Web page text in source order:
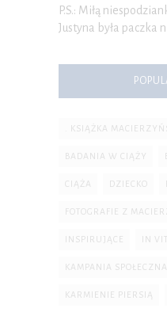
P.S.: Miłą
Justyna była paczka
. KSIĄŻKA
BADANIA W CIĄŻY
CIĄŻA DZIECKO
FOTOGRAFIE Z
INSPIRUJĄCE IN
KAMPANIA SPOŁECZNA
KARMIENIE PIERSIĄ